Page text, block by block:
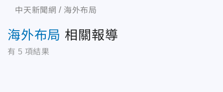
中天新聞網 海外布局
海外布局 相關報導
有 5 項結果